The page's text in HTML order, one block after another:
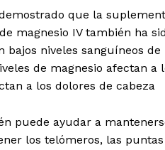
que la
magnesio IV también ha
niveles sanguíneos de
de magnesio afectan
a los dolores de cabeza
puede ayudar a
los telómeros, las